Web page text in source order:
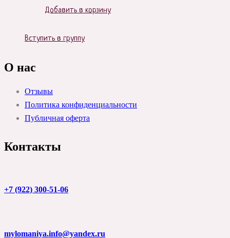
Добавить в корзину
Вступить в группу
О нас
Отзывы
Политика конфиденциальности
Публичная оферта
Контакты
+7 (922) 300-51-06
mylomaniya.info@yandex.ru